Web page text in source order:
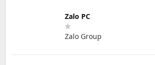
Zalo PC
Zalo Group